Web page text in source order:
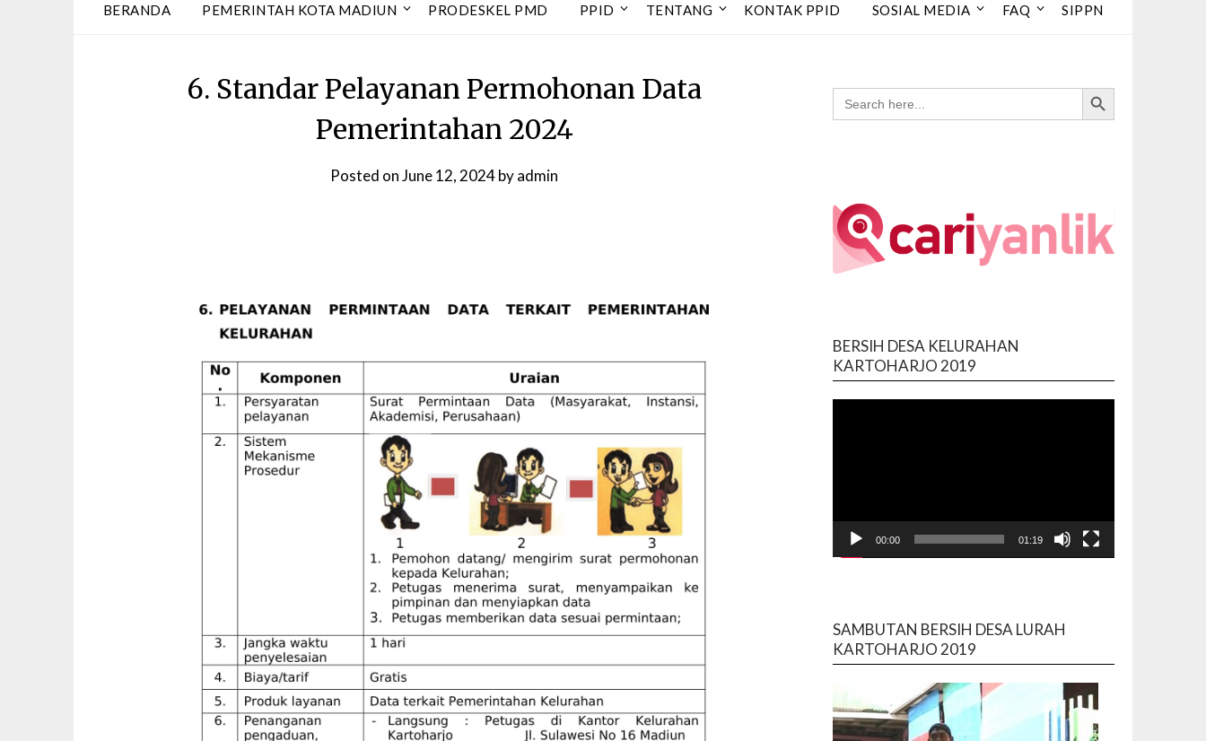
BERANDA PEMERINTAH KOTA MADIUN PRODESKEL PMD PPID TENTANG KONTAK PPID SOSIAL MEDIA FAQ SIPPN
6. Standar Pelayanan Permohonan Data
Pemerintahan 2024
Posted onJune 12, 2024byadmin
SEARCH
FOR:
Search Button
BERSIH DESA KELURAHAN
KARTOHARJO 2019
00:00 01:19
SAMBUTAN BERSIH DESA LURAH
KARTOHARJO 2019